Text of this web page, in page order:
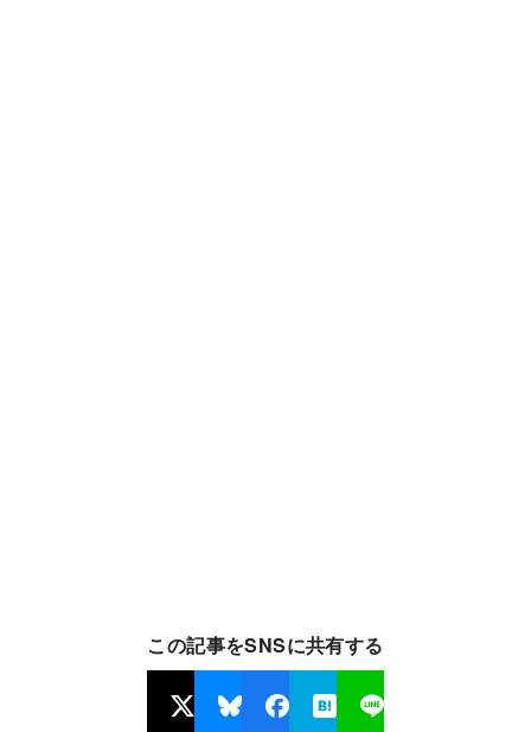
この記事をSNSに共有する